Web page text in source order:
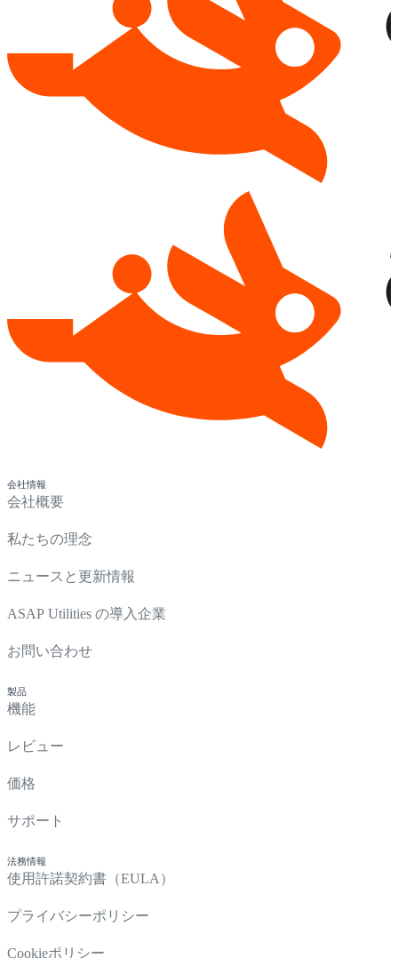
会社情報
会社概要
私たちの理念
ニュースと更新情報
ASAP Utilities の導入企業
お問い合わせ
製品
機能
レビュー
価格
サポート
法務情報
使用許諾契約書（EULA）
プライバシーポリシー
Cookieポリシー